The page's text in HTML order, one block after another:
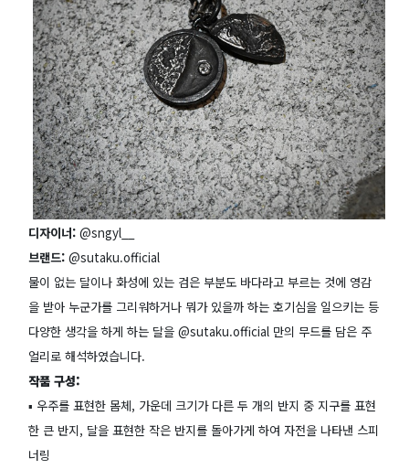
디자이너: @sngyl__
브랜드: @sutaku.official
물이 없는 달이나 화성에 있는 검은 부분도 바다라고 부르는 것에 영감
을 받아 누군가를 그리워하거나 뭐가 있을까 하는 호기심을 일으키는 등
다양한 생각을 하게 하는 달을 @sutaku.official 만의 무드를 담은 주
얼리로 해석하였습니다.
작품 구성:
▪️ 우주를 표현한 몸체, 가운데 크기가 다른 두 개의 반지 중 지구를 표현
한 큰 반지, 달을 표현한 작은 반지를 돌아가게 하여 자전을 나타낸 스피
너링